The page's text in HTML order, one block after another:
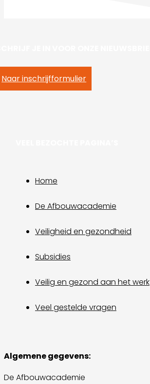
Naar inschrijfformulier
Home
De Afbouwacademie
Veiligheid en gezondheid
Subsidies
Veilig en gezond aan het werk
Veel gestelde vragen
Algemene gegevens:
De Afbouwacademie